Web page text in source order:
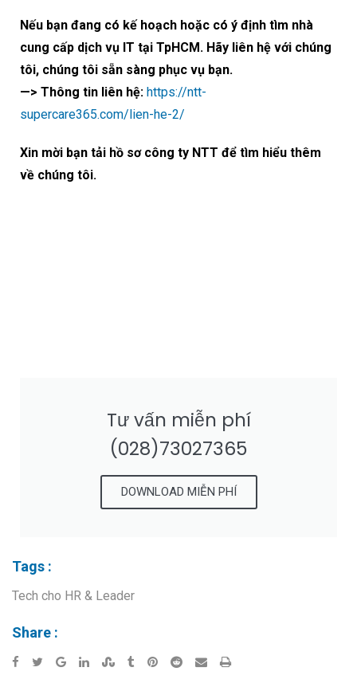
Nếu bạn đang có kế hoạch hoặc có ý định tìm nhà
cung cấp dịch vụ IT tại TpHCM. Hãy liên hệ với chúng
tôi, chúng tôi sẵn sàng phục vụ bạn.
—> Thông tin liên hệ: https://ntt-
supercare365.com/lien-he-2/
Xin mời bạn tải hồ sơ công ty NTT để tìm hiểu thêm
về chúng tôi.
Tư vấn miễn phí
(028)73027365
DOWNLOAD MIỄN PHÍ
Tags :
Tech cho HR & Leader
Share :